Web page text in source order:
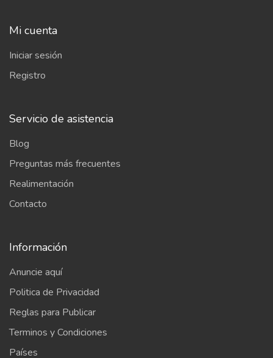
Mi cuenta
Iniciar sesión
Registro
Servicio de asistencia
Blog
Preguntas más frecuentes
Realimentación
Contacto
Información
Anuncie aquí
Politica de Privacidad
Reglas para Publicar
Terminos y Condiciones
Países